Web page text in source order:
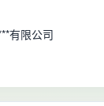
有限公司